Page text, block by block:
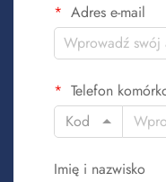
Adres e-mail
Telefon
Kod
Imię i nazwisko